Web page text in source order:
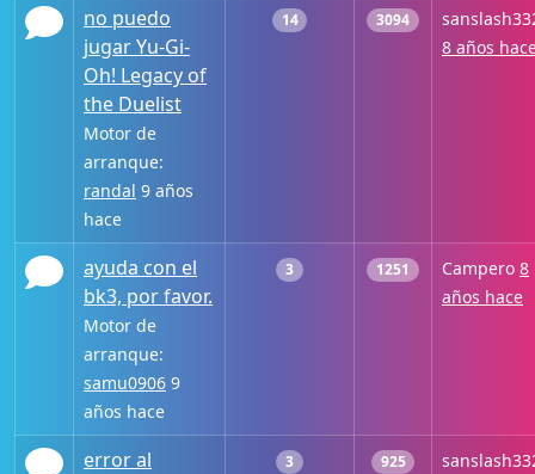
no puedo
jugar Yu-Gi-
Oh! Legacy of
the Duelist
Motor de
arranque:
randal 9 años
hace
14 3094
8 años
ayuda con el
bk3, por favor.
Motor de
arranque:
samu0906 9
años hace
3 1251 Campero 8
años hace
error al
3 925